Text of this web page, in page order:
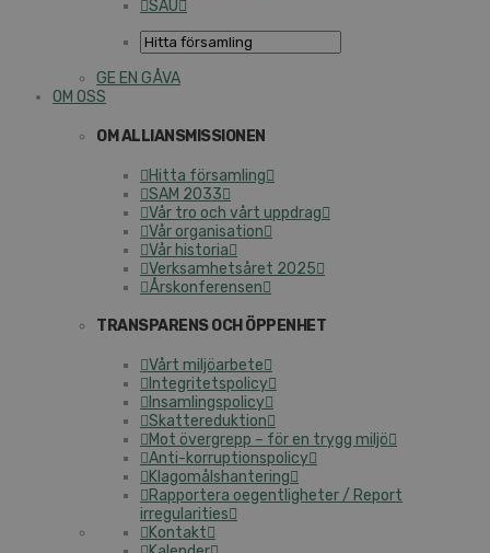
SAU
GE EN GÅVA
OM OSS
OM ALLIANSMISSIONEN
Hitta församling
SAM 2033
Vår tro och vårt uppdrag
Vår organisation
Vår historia
Verksamhetsåret 2025
Årskonferensen
TRANSPARENS OCH ÖPPENHET
Vårt miljöarbete
Integritetspolicy
Insamlingspolicy
Skattereduktion
Mot övergrepp – för en trygg miljö
Anti-korruptionspolicy
Klagomålshantering
Rapportera oegentligheter / Report
irregularities
Kontakt